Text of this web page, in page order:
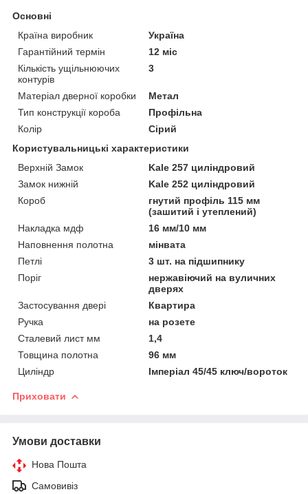
Основні
Країна виробник
Україна
Гарантійний термін
12 міс
Кількість ущільнюючих
контурів
3
Матеріал дверної коробки
Метал
Тип конструкції короба
Профільна
Колір
Сірий
Користувальницькі характеристики
Верхній Замок
Kale 257 циліндровий
Замок нижній
Kale 252 циліндровий
Короб
гнутий профіль 115 мм
(зашитий і утеплений)
Накладка мдф
16 мм/10 мм
Наповнення полотна
мінвата
Петлі
3 шт. на підшипнику
Поріг
нержавіючий на вуличних
дверях
Застосування двері
Квартира
Ручка
на розете
Сталевий лист мм
1,4
Товщина полотна
96 мм
Циліндр
Імперіал 45/45 ключ/вороток
Приховати
Умови доставки
Нова Пошта
Самовивіз